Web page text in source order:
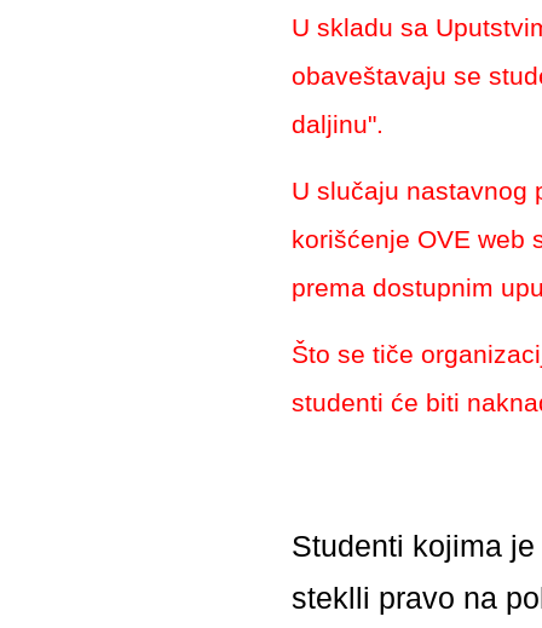
U skladu sa
obaveštavaju se
daljinu".
U slučaju nastavnog
korišćenje OVE web
prema dostupnim
Što se tiče
studenti će biti
Studenti kojima
steklli pravo na